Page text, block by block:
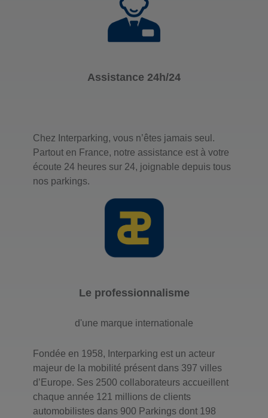
Assistance 24h/24
Chez Interparking, vous n’êtes jamais seul.
Partout en France, notre assistance est à votre
écoute 24 heures sur 24, joignable depuis tous
nos parkings.
Le professionnalisme
d'une marque internationale
Fondée en 1958, Interparking est un acteur
majeur de la mobilité présent dans 397 villes
d’Europe. Ses 2500 collaborateurs accueillent
chaque année 121 millions de clients
automobilistes dans 900 Parkings dont 198